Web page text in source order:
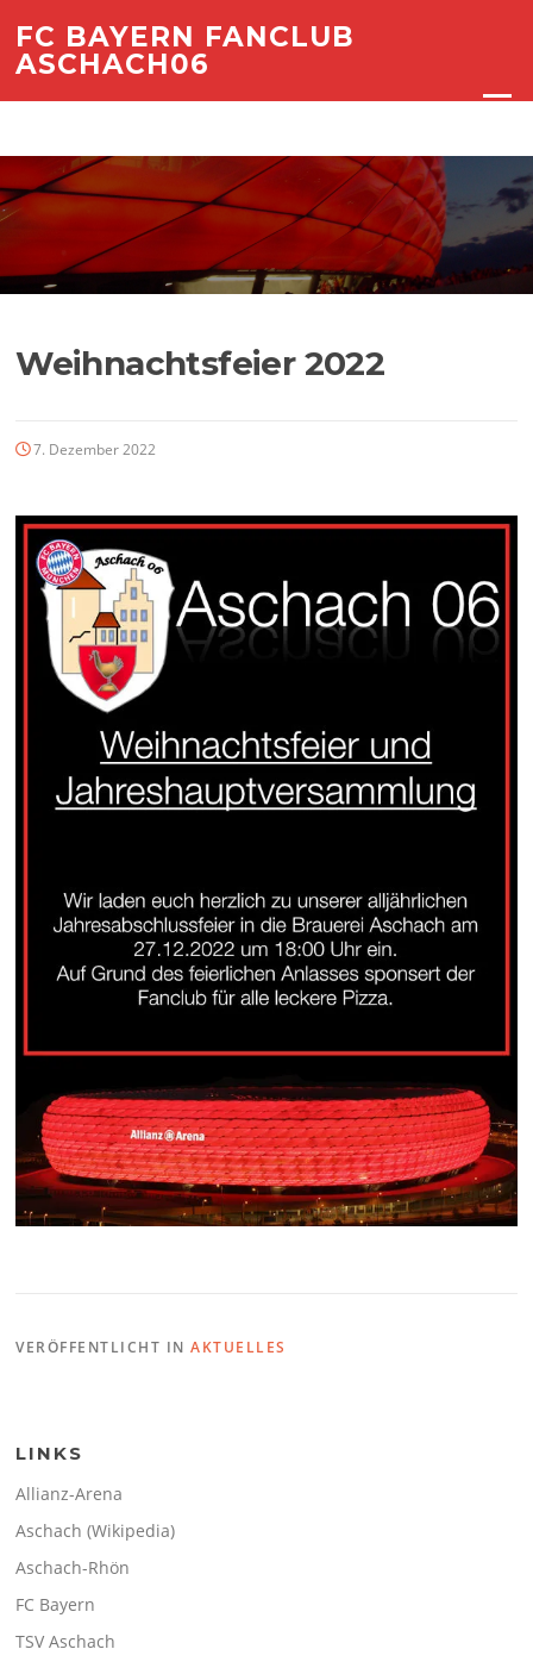
Inhalt
springen
FC BAYERN FANCLUB
ASCHACH06
Menü
Weihnachtsfeier 2022
7. Dezember 2022
VERÖFFENTLICHT INAKTUELLES
LINKS
Allianz-Arena
Aschach (Wikipedia)
Aschach-Rhön
FC Bayern
TSV Aschach